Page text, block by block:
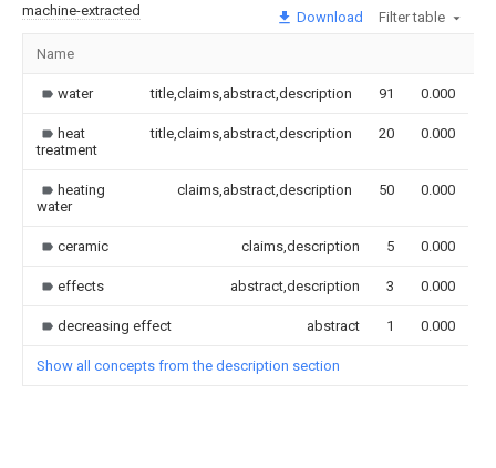
machine-extracted Download Filter table
Name
water title,claims,abstract,description 91 0.000
heat
treatment
title,claims,abstract,description 20 0.000
heating
water
claims,abstract,description 50 0.000
ceramic claims,description 5 0.000
effects abstract,description 3 0.000
decreasing effect abstract 1 0.000
Show all concepts from the description section